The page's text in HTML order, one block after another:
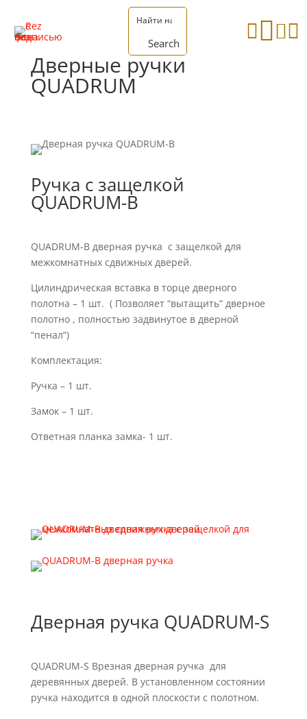
Search

Дверные ручки
QUADRUM
Ручка с защелкой
QUADRUM-B
QUADRUM-B дверная ручка с защелкой для
межкомнатных сдвижных дверей.
Цилиндрическая вставка в торце дверного
полотна – 1 шт. ( Позволяет “вытащить” дверное
полотно , полностью задвинутое в дверной
“пенал”)
Комплектация:
Ручка – 1 шт.
Замок – 1 шт.
Ответная планка замка- 1 шт.
Дверная ручка QUADRUM-S
QUADRUM-S Врезная дверная ручка для
деревянных дверей. В установленном состоянии
ручка находится в одной плоскости с полотном.